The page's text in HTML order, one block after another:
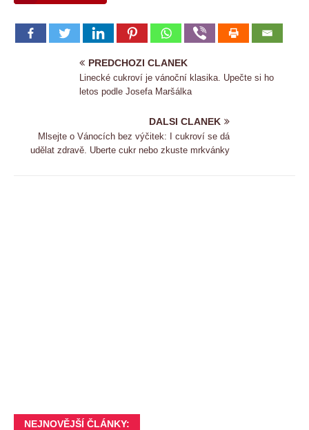
PREDCHOZI CLANEK
Linecké cukroví je vánoční klasika. Upečte si ho
letos podle Josefa Maršálka
DALSI CLANEK
Mlsejte o Vánocích bez výčitek: I cukroví se dá
udělat zdravě. Uberte cukr nebo zkuste mrkvánky
NEJNOVĚJŠÍ ČLÁNKY: